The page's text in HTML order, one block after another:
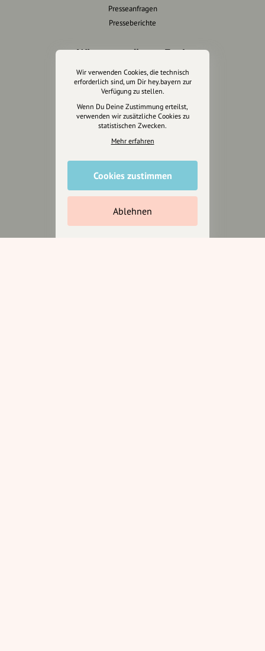
Presseanfragen
Presseberichte
Wir unterstützen Euch
Fotografie & mehr
Marketing
Design & Branding
Anakin Design
unsere Plattform
hey.bayern ist ein Projekt von
Wir verwenden Cookies, die technisch
erforderlich sind, um Dir hey.bayern zur
Verfügung zu stellen.
Wenn Du Deine Zustimmung erteilst,
verwenden wir zusätzliche Cookies zu
statistischen Zwecken.
Mehr erfahren
Cookies zustimmen
Ablehnen